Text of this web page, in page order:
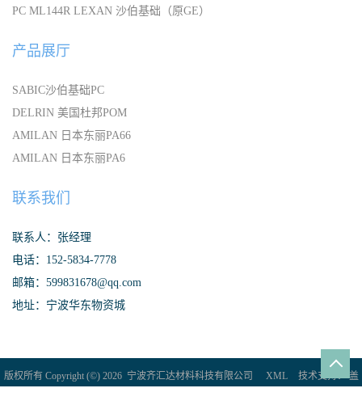
PC ML144R LEXAN 沙伯基础（原GE）
产品展厅
SABIC沙伯基础PC
DELRIN 美国杜邦POM
AMILAN 日本东丽PA66
AMILAN 日本东丽PA6
联系我们
联系人：张经理
电话：152-5834-7778
邮箱：599831678@qq.com
地址：宁波华东物资城
版权所有 Copyright (©) 2026 宁波齐汇达材料科技有限公司 XML 技术支持：盖